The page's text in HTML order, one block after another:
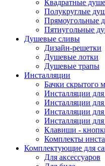
Квадратные
Полукруглые
Прямоугольные
Пятиугольные
Душевые сливы
Дизайн-решетки
Душевые лотки
Душевые трапы
Инсталляции
Бачки скрытого
Инсталляции
Инсталляции для
Инсталляции
Инсталляции для
Клавиши -
Комплекты
Комплектующие для
Для аксессуаров